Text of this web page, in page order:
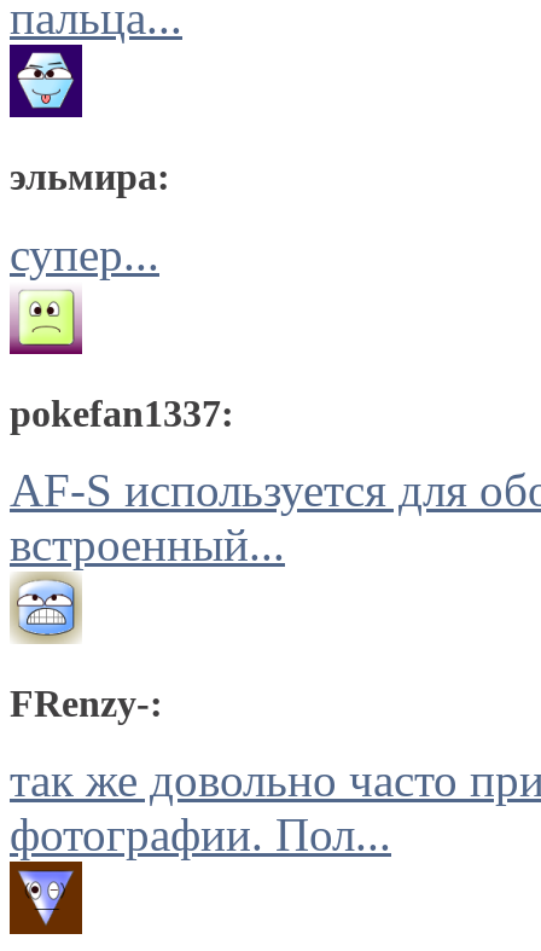
пальца...
эльмира:
супер...
pokefan1337:
AF-S используется для
встроенный...
FRenzy-:
так же довольно часто
фотографии. Пол...